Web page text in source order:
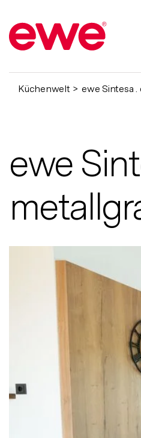
Küchenwelt ewe Sintesa
ewe